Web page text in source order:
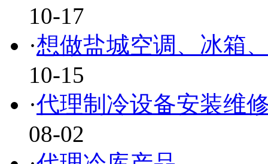
10-17
·想做盐城空调、冰箱
10-15
·代理制冷设备安装维
08-02